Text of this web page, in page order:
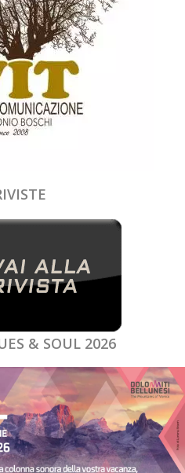
& SOUL 2026